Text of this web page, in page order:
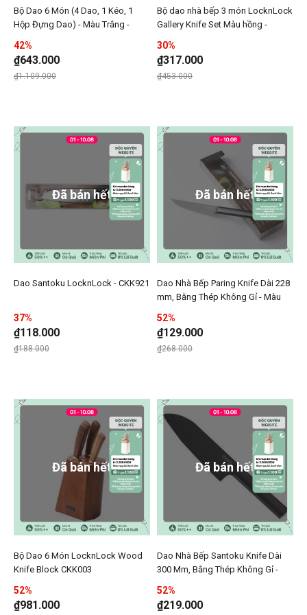
Thêm Bộ Dao 6 Món (4 Dao, 1 Kéo, 1 Hộp Đựng Dao)
Thêmn Bộ Dao 6 Món (4 Dao, 1 Kéo, 1
Bộ Dao 6 Món (4 Dao, 1 Kéo, 1
Hộp Đựng Dao) - Màu Trắng -
42%
₫643.000
Giá giảm xuống từ
₫1.109.000đến
Thêm Bộ dao nhà bếp 3
Thêmn Bộ
Bộ dao nhà bếp 3 món LocknLock
Gallery Knife Set Màu hồng -
30%
₫317.000
Giá giảm xuống từ
₫453.000đến
Đã bán hết
Thêm Dao Santoku LocknLock - CKK921 vào danh
Thêmn Dao Santoku LocknLock -
Dao Santoku LocknLock - CKK921
37%
₫118.000
Giá giảm xuống từ
₫188.000đến
Đã bán hết
Thêm Dao Nhà Bếp
Thêmn
Dao Nhà Bếp Paring Knife Dài 228
mm, Bằng Thép Không Gỉ - Màu
52%
₫129.000
Giá giảm xuống từ
₫268.000đến
Đã bán hết
Thêm Bộ Dao 6 Món LocknLock Wood Knife Block
Thêmn Bộ Dao 6 Món LocknLock Wood
Bộ Dao 6 Món LocknLock Wood
Knife Block CKK003
52%
₫981.000
Đã bán hết
Thêm Dao Nhà Bếp
Thêmn
Dao Nhà Bếp Santoku Knife Dài
300 Mm, Bằng Thép Không Gỉ -
52%
₫219.000